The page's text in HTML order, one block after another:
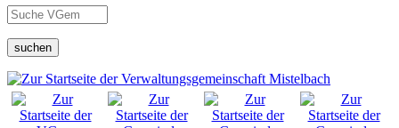
suchen